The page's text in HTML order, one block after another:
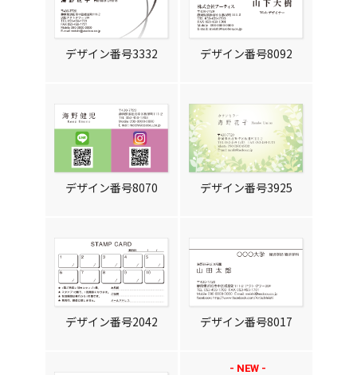
デザイン番号3332 デザイン番号8092
デザイン番号8070 デザイン番号3925
デザイン番号2042 デザイン番号8017